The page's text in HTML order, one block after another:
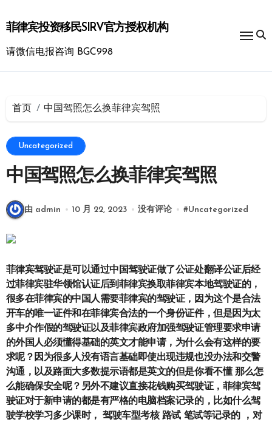
到
内
菲律宾投资移民SIRV官方授权机构
请微信电报咨询 BGC998
首页 中国驾照怎么换菲律宾驾照
Uncategorized
中国驾照怎么换菲律宾驾照
由 admin 10 月 22, 2023 没有评论 #Uncategorized
菲律宾驾驶证是可以通过中国驾驶证做了公证处翻译公证后经
过菲律宾驻华领馆认证后到菲律宾换取菲律宾本地驾驶证的，
很多在菲律宾的中国人需要菲律宾的驾驶证，因为这个是合法
开车的唯一证件和在菲律宾合法的一个身份证件，但是因为太
多中介作假的驾驶证以及菲律宾政府加强驾驶证管理要求申请
的外国人必须懂得基础的英文才能申请，为什么会有这样的要
求呢？因为很多人没有语言基础即使出现违规也没办法和交警
沟通，以及路面大多数提示语都是英文的但是你看不懂 那么怎
么能确保安全呢？另外不建议直接花钱购买驾驶证，菲律宾驾
驶证对于新申请的都是有严格的电脑档案记录的，比如什么驾
驶学校学习多少课时， 驾驶车型考核 路试 笔试等记录的 ，对